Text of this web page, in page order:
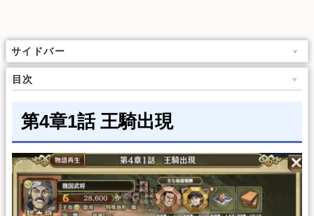
サイドバー
目次
第4章1話 王騎出現